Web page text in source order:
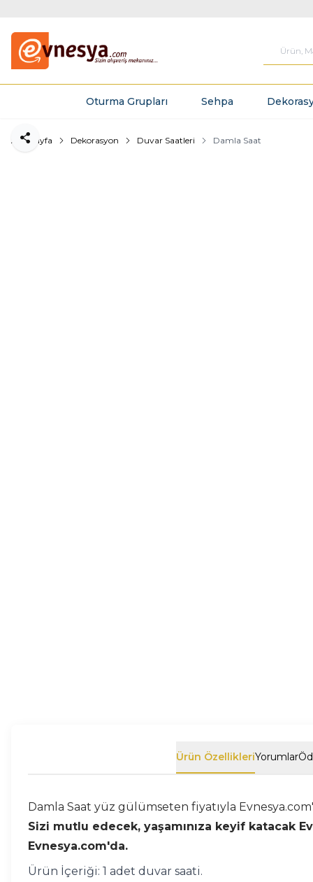
Oturma Grupları Sehpa
Ana Sayfa Dekorasyon Duvar Saatleri Damla Saat
Paylaş
Ürün ÖzellikleriYorumlar
Damla Saat yüz gülümseten fiyatıyla
Sizi mutlu edecek, yaşamınıza keyif katacak
Evnesya.com'da.
Ürün İçeriği: 1 adet duvar saati.